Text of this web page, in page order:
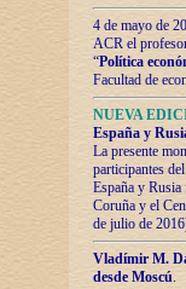
4 de mayo de
ACR el
“Política
Facultad de
NUEVA
España y
La presente
participantes
España y
Coruña y el
de julio de
Vladímir М.
desde Moscú.